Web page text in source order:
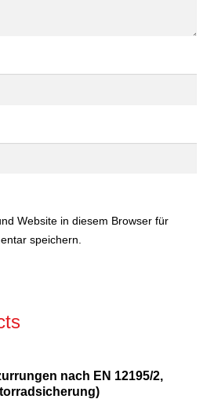
Website in diesem Browser für
speichern.
nach EN 12195/2,